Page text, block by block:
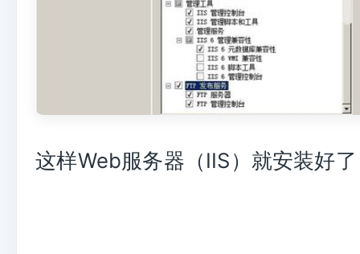
这样Web服务器（IIS）就安装好了